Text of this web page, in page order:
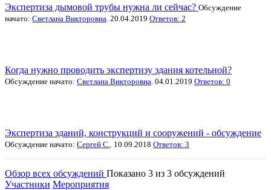
Экспертиза дымовой трубы нужна ли сейчас? Обсуждение
начато: Светлана Викторовна . 20.04.2019 Ответов: 2
Когда нужно проводить экспертизу здания котельной?
Обсуждение начато: Светлана Викторовна . 04.01.2019 Ответов: 0
Экспертиза зданий, конструкций и сооружений - обсуждение
Обсуждение начато: Сергей С. . 10.09.2018 Ответов: 3
Обзор всех обсуждений Показано 3 из 3 обсуждений
Участники Мероприятия